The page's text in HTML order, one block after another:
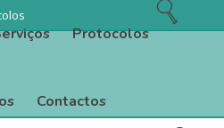
Protocolos
Contactos